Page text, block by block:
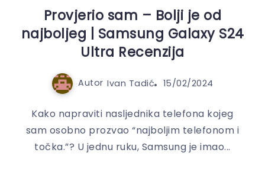
Provjerio sam – Bolji je od
najboljeg | Samsung Galaxy S24
Ultra Recenzija
Autor Ivan Tadić 15/02/2024
Kako napraviti nasljednika telefona kojeg
sam osobno prozvao “najboljim telefonom i
točka.”? U jednu ruku, Samsung je imao...